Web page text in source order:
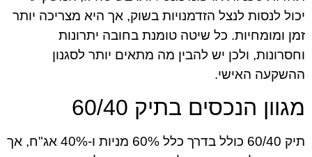
יכול לנסות לנצל הזדמנויות בשוק, אך היא מצריכה יותר
זמן ומומחיות. כל שיטה טומנת בחובה יתרונות
וחסרונות, ולכן יש להבין מה מתאים יותר לסגנון
ההשקעה האישי.
מגוון הנכסים בתיק 60/40
תיק 60/40 כולל בדרך כלל 60% מניות ו-40% אג"ח, אך